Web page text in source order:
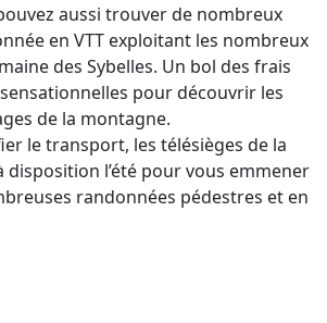
aussi trouver de nombreux
en VTT exploitant les nombreux
des Sybelles. Un bol des frais
pour découvrir les
de la montagne.
le transport, les télésièges de la
l’été pour vous emmener
randonnées pédestres et en